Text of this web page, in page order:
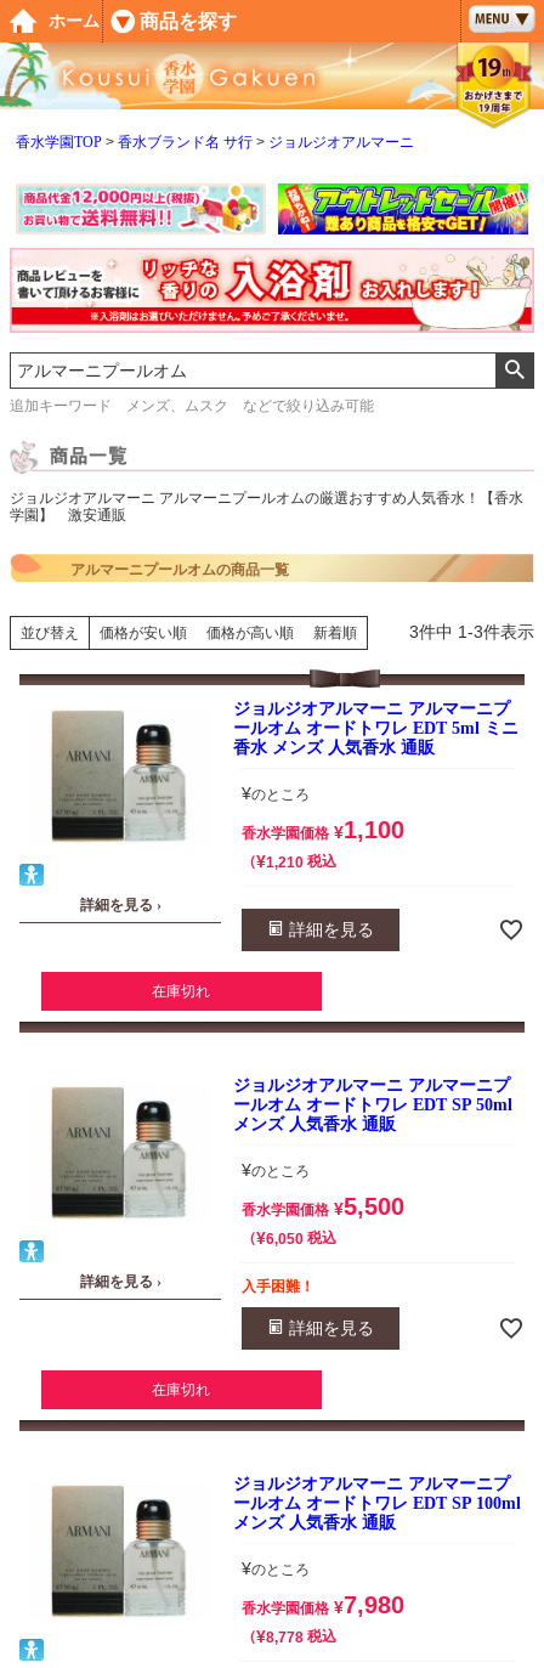
香水学園TOP 香水ブランド名 サ行 ジョルジオアルマーニ
追加キーワード メンズ、ムスク などで絞り込み可能
ジョルジオアルマーニ アルマーニプールオムの厳選おすすめ人気香水！【香水
学園】 激安通販
アルマーニプールオムの商品一覧
並び替え 価格が安い順 価格が高い順 新着順 3件中 1-3件表示
詳細を見る ›
ジョルジオアルマーニ アルマーニプ
ールオム オードトワレ EDT 5ml ミニ
香水 メンズ 人気香水 通販
¥のところ
香水学園価格 ¥1,100
¥1,210 税込
詳細を見る
在庫切れ
詳細を見る ›
ジョルジオアルマーニ アルマーニプ
ールオム オードトワレ EDT SP 50ml
メンズ 人気香水 通販
¥のところ
香水学園価格 ¥5,500
¥6,050 税込
入手困難！
詳細を見る
在庫切れ
ジョルジオアルマーニ アルマーニプ
ールオム オードトワレ EDT SP 100ml
メンズ 人気香水 通販
¥のところ
香水学園価格 ¥7,980
¥8,778 税込
ペー
ジト
ップ
へ
ホーム 商品を探す